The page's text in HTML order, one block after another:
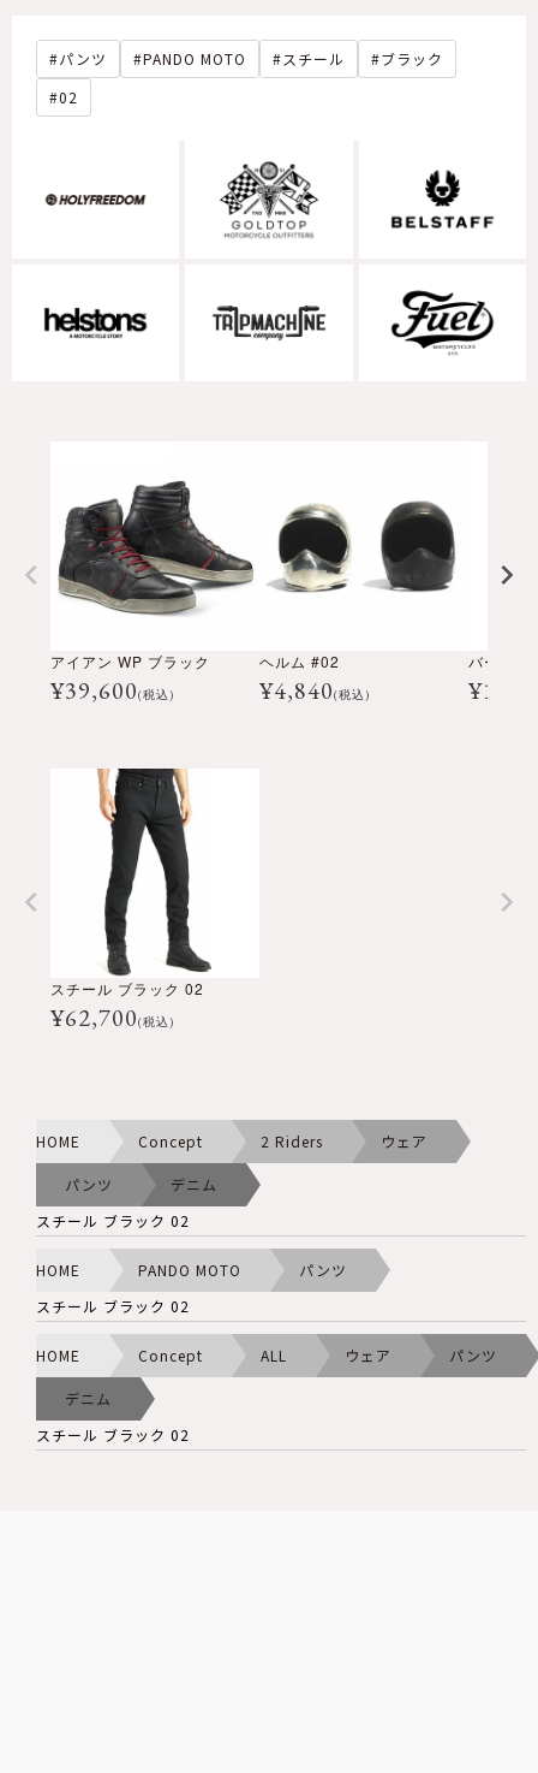
パンツ PANDO MOTO スチール
ブラック
02
アイアン WP ブラック
¥39,600(税込)
ヘルム #02
¥4,840(税込) ¥
スチール ブラック 02
¥62,700(税込)
HOME Concept 2 Riders ウェア
パンツ
デニム
スチール ブラック 02
HOME PANDO MOTO
パンツ
スチール ブラック 02
HOME Concept ALL ウェア パンツ
デニム
スチール ブラック 02